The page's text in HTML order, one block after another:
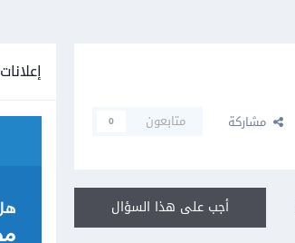
مشاركة متابعون 0
أجب على هذا السؤال
إعلانات